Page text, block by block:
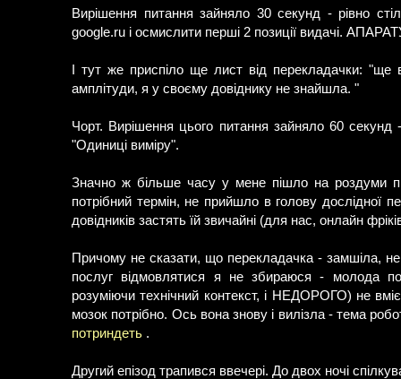
Вирішення питання зайняло 30 секунд - рівно
google.ru і осмислити перші 2 позиції видачі.
І тут же приспіло ще лист від перекладачки: "ще
амплітуди, я у своєму довіднику не знайшла. "
Чорт. Вирішення цього питання зайняло 60 секунд
"Одиниці виміру".
Значно ж більше часу у мене пішло на роздуми
потрібний термін, не прийшло в голову дослідної
довідників застять їй звичайні (для нас, онлайн
Причому не сказати, що перекладачка - замшіла,
послуг відмовлятися я не збираюся - молода
розуміючи технічний контекст, і НЕДОРОГО) не
мозок потрібно. Ось вона знову і вилізла - тема
потриндеть .
Другий епізод трапився ввечері. До двох ночі